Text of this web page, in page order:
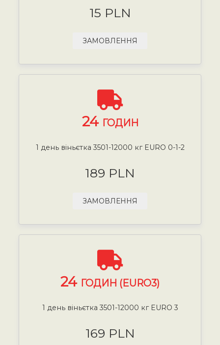
15 PLN
ЗАМОВЛЕННЯ
24 ГОДИН
1 день віньєтка 3501-12000 кг EURO 0-1-2
189 PLN
ЗАМОВЛЕННЯ
24 ГОДИН (EURO3)
1 день віньєтка 3501-12000 кг EURO 3
169 PLN